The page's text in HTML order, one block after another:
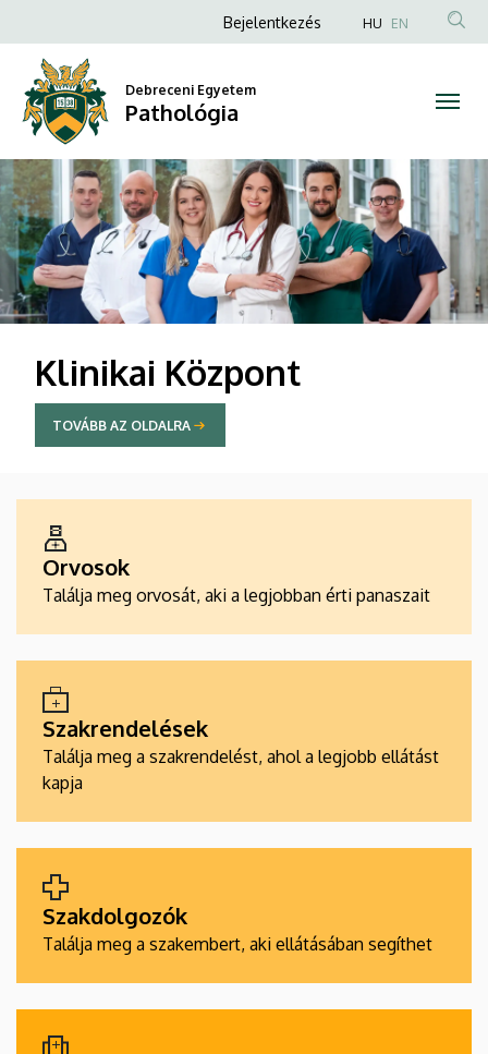
Anonim
fiók
menüje
Bejelentkezés HU EN
Debreceni Egyetem
Pathológia
DIAVETÍTÉS
Klinikai Központ
TOVÁBB AZ OLDALRA
Orvosok
Találja meg orvosát, aki a legjobban érti panaszait
Szakrendelések
Találja meg a szakrendelést, ahol a legjobb ellátást
kapja
Szakdolgozók
Találja meg a szakembert, aki ellátásában segíthet